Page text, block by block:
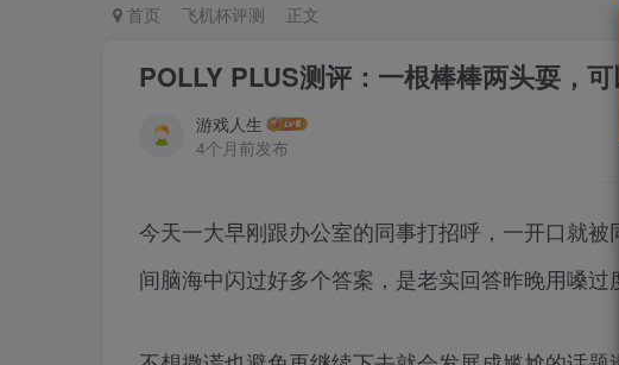
首页 飞机杯评测 正文
POLLY PLUS测评：一根棒棒两头耍，可
游戏人生
4个月前发布
今天一大早刚跟办公室的同事打招呼，一开口就
间脑海中闪过好多个答案，是老实回答昨晚用嗓